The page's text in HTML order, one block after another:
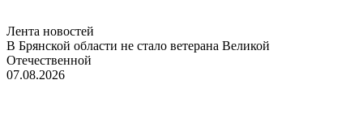
Лента новостей
В Брянской области не стало ветерана Великой
Отечественной
07.08.2026